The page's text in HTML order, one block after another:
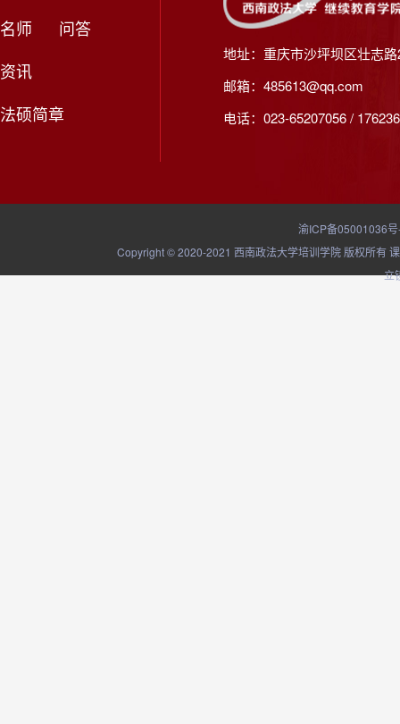
名师
问答
资讯
法硕简章
地址：重庆市沙坪坝区壮志
邮箱：485613@qq.com
电话：023-65207056 /
渝ICP备05001036
Copyright © 2020-2021 西南政法大学培训学院 版权所有
立